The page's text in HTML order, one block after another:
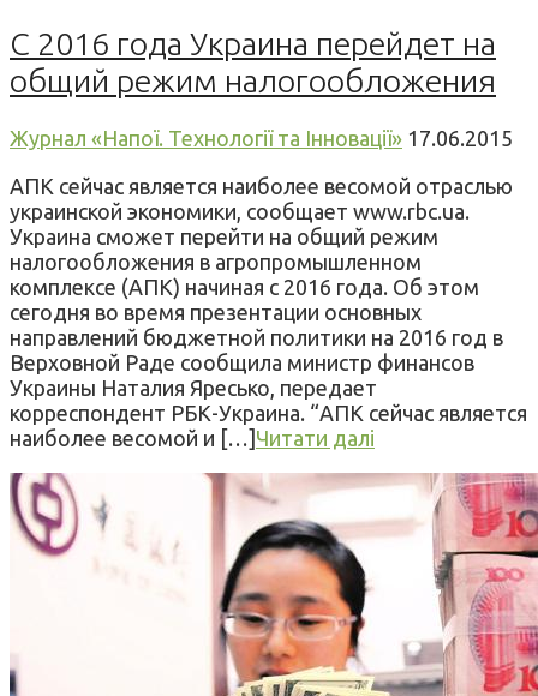
С 2016 года Украина перейдет на
общий режим налогообложения
Журнал «Напої. Технології та Інновації» 17.06.2015
АПК сейчас является наиболее весомой отраслью
украинской экономики, сообщает www.rbc.ua.
Украина сможет перейти на общий режим
налогообложения в агропромышленном
комплексе (АПК) начиная с 2016 года. Об этом
сегодня во время презентации основных
направлений бюджетной политики на 2016 год в
Верховной Раде сообщила министр финансов
Украины Наталия Яресько, передает
корреспондент РБК-Украина. “АПК сейчас является
наиболее весомой и […] Читати далі